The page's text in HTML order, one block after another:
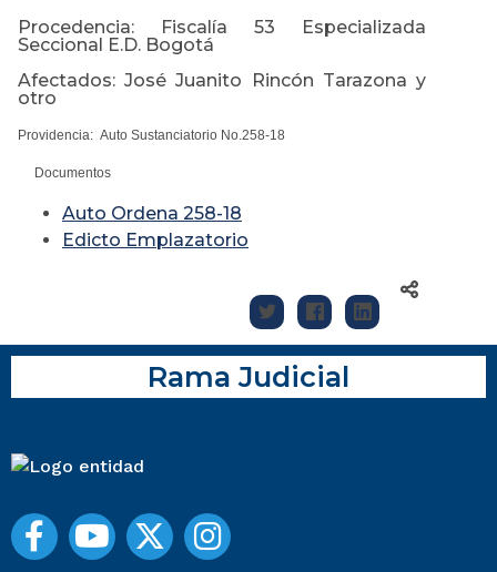
Procedencia: Fiscalía 53 Especializada
Seccional E.D. Bogotá
Afectados: José Juanito Rincón Tarazona y
otro
Providencia: Auto Sustanciatorio No.258-18
Documentos
Auto Ordena 258-18
Edicto Emplazatorio
Rama Judicial